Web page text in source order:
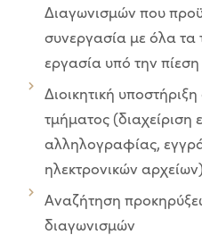
Διαγωνισμών που
συνεργασία με όλα τα
εργασία υπό την
Διοικητική
τμήματος (διαχείριση
αλληλογραφίας,
ηλεκτρονικών αρχείων)
Αναζήτηση
διαγωνισμών